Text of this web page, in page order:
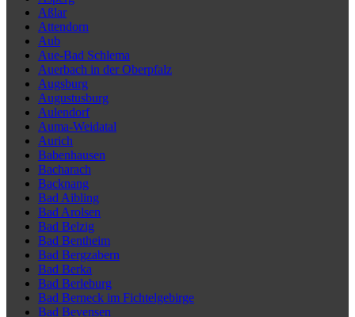
Aßlar
Attendorn
Aub
Aue-Bad Schlema
Auerbach in der Oberpfalz
Augsburg
Augustusburg
Aulendorf
Auma-Weidatal
Aurich
Babenhausen
Bacharach
Backnang
Bad Aibling
Bad Arolsen
Bad Belzig
Bad Bentheim
Bad Bergzabern
Bad Berka
Bad Berleburg
Bad Berneck im Fichtelgebirge
Bad Bevensen